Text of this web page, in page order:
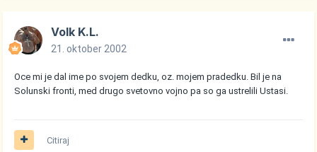
Volk K.L.
21. oktober 2002
Oce mi je dal ime po svojem dedku, oz. mojem pradedku. Bil je na
Solunski fronti, med drugo svetovno vojno pa so ga ustrelili Ustasi.
Citiraj